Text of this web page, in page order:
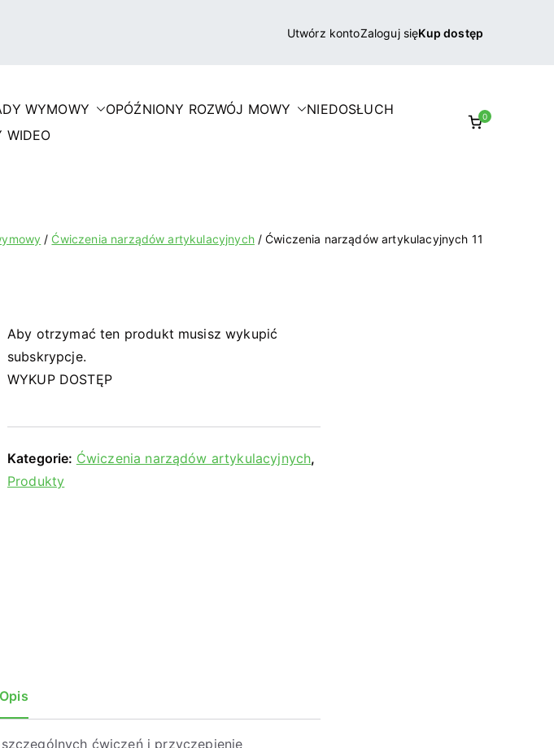
Utwórz kontoZaloguj sięKup dostęp
WYMOWY OPÓŹNIONY ROZWÓJ MOWY
NIEDOSŁUCH
WIDEO
0
Ćwiczenia narządów artykulacyjnych Ćwiczenia narządów artykulacyjnych 11
Aby otrzymać ten produkt musisz wykupić
subskrypcje.
WYKUP DOSTĘP
Kategorie: Ćwiczenia narządów artykulacyjnych,
Produkty
Opis
ćwiczeń i przyczepienie